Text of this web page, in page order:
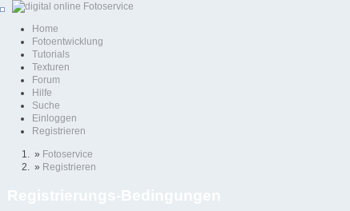
Home
Fotoentwicklung
Tutorials
Texturen
Forum
Hilfe
Suche
Einloggen
Registrieren
» Fotoservice
» Registrieren